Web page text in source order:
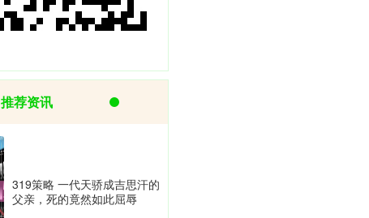
推荐资讯
319策略 一代天骄成吉思汗的
父亲，死的竟然如此屈辱